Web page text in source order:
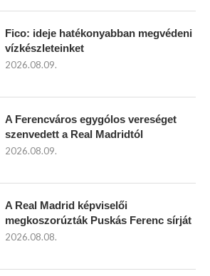
Fico: ideje hatékonyabban megvédeni
vízkészleteinket
2026.08.09.
A Ferencváros egygólos vereséget
szenvedett a Real Madridtól
2026.08.09.
A Real Madrid képviselői
megkoszorúzták Puskás Ferenc sírját
2026.08.08.